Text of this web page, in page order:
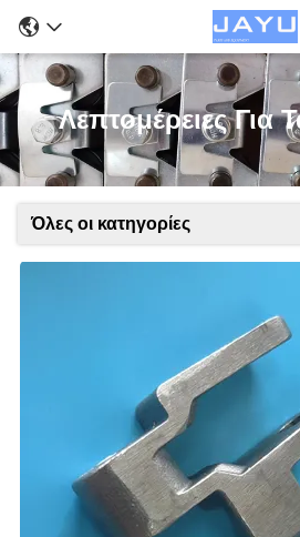
Λεπτομέρειες Για
Όλες οι κατηγορίες